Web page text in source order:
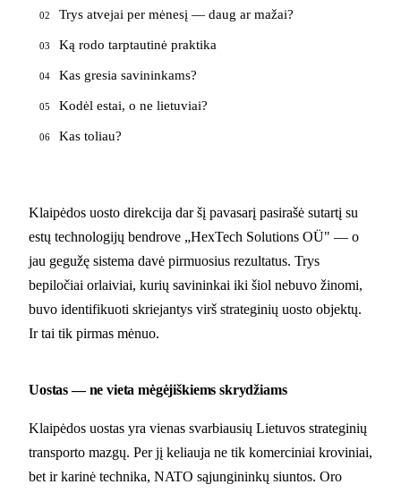
02 Trys atvejai per mėnesį — daug ar mažai?
03 Ką rodo tarptautinė praktika
04 Kas gresia savininkams?
05 Kodėl estai, o ne lietuviai?
06 Kas toliau?
Klaipėdos uosto direkcija dar šį pavasarį pasirašė sutartį su
estų technologijų bendrove „HexTech Solutions OÜ" — o
jau gegužę sistema davė pirmuosius rezultatus. Trys
bepiločiai orlaiviai, kurių savininkai iki šiol nebuvo žinomi,
buvo identifikuoti skriejantys virš strateginių uosto objektų.
Ir tai tik pirmas mėnuo.
Uostas — ne vieta mėgėjiškiems skrydžiams
Klaipėdos uostas yra vienas svarbiausių Lietuvos strateginių
transporto mazgų. Per jį keliauja ne tik komerciniai kroviniai,
bet ir karinė technika, NATO sąjungininkų siuntos. Oro